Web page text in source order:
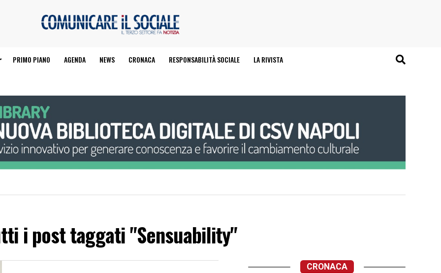
PRIMO PIANO AGENDA NEWS CRONACA RESPONSABILITÀ SOCIALE LA RIVISTA
i post taggati "Sensuability"
CRONACA